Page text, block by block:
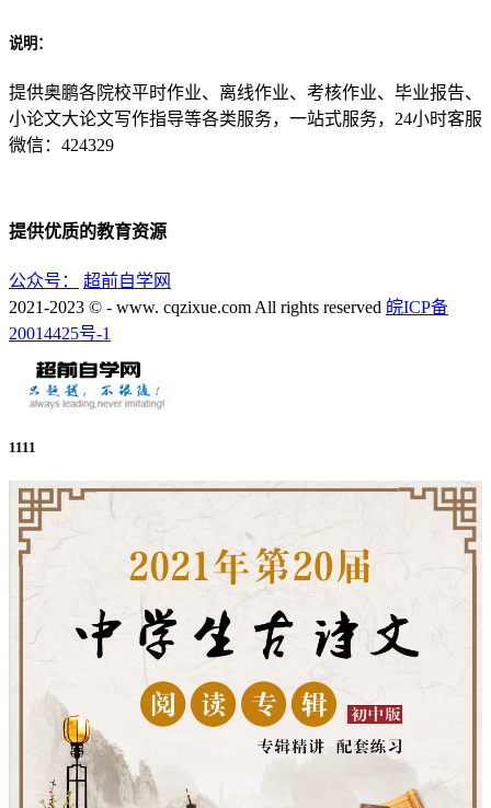
说明：
提供奥鹏各院校平时作业、离线作业、考核作业、毕业报告、
小论文大论文写作指导等各类服务，一站式服务，24小时客服
微信：424329
提供优质的教育资源
公众号：
超前自学网
2021-2023 © - www. cqzixue.com All rights reserved 皖ICP备
20014425号-1
1111